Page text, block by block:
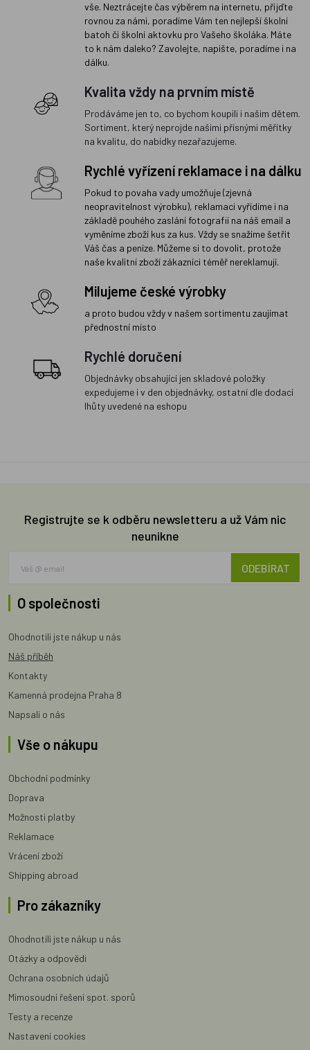
vše. Neztrácejte čas výběrem na internetu, přijďte
rovnou za námi, poradíme Vám ten nejlepší školní
batoh či školní aktovku pro Vašeho školáka. Máte
to k nám daleko? Zavolejte, napište, poradíme i na
dálku.
Kvalita vždy na prvním místě
Prodáváme jen to, co bychom koupili i našim dětem.
Sortiment, který neprojde našimi přísnými měřítky
na kvalitu, do nabídky nezařazujeme.
Rychlé vyřízení reklamace i na dálku
Pokud to povaha vady umožňuje (zjevná
neopravitelnost výrobku), reklamaci vyřídíme i na
základě pouhého zaslání fotografií na náš email a
vyměníme zboží kus za kus. Vždy se snažíme šetřit
Váš čas a peníze. Můžeme si to dovolit, protože
naše kvalitní zboží zákazníci téměř nereklamují.
Milujeme české výrobky
a proto budou vždy v našem sortimentu zaujímat
přednostní místo
Rychlé doručení
Objednávky obsahující jen skladové položky
expedujeme i v den objednávky, ostatní dle dodací
lhůty uvedené na eshopu
Registrujte se k odběru newsletteru a už Vám nic
neunikne
ODEBÍRAT
O společnosti
Ohodnotili jste nákup u nás
Náš příběh
Kontakty
Kamenná prodejna Praha 8
Napsali o nás
Vše o nákupu
Obchodní podmínky
Doprava
Možnosti platby
Reklamace
Vrácení zboží
Shipping abroad
Pro zákazníky
Ohodnotili jste nákup u nás
Otázky a odpovědi
Ochrana osobních údajů
Mimosoudní řešení spot. sporů
Testy a recenze
Nastavení cookies